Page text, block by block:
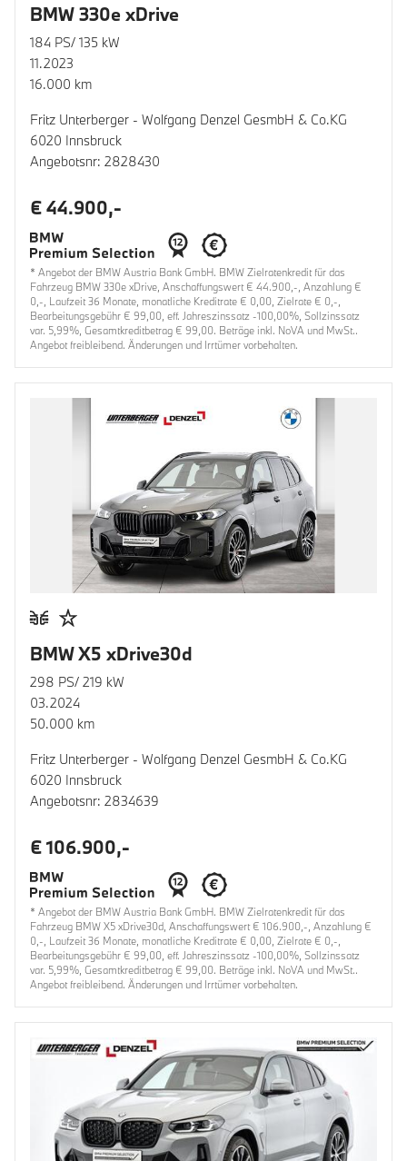
BMW 330e xDrive
184 PS/ 135 kW
11.2023
16.000 km
Fritz Unterberger - Wolfgang Denzel GesmbH & Co.KG
6020 Innsbruck
Angebotsnr: 2828430
€ 44.900,-
* Angebot der BMW Austria Bank GmbH. BMW Zielratenkredit für das
Fahrzeug BMW 330e xDrive, Anschaffungswert € 44.900,-, Anzahlung €
0,-, Laufzeit 36 Monate, monatliche Kreditrate € 0,00, Zielrate € 0,-,
Bearbeitungsgebühr € 99,00, eff. Jahreszinssatz -100,00%, Sollzinssatz
var. 5,99%, Gesamtkreditbetrag € 99,00. Beträge inkl. NoVA und MwSt..
Angebot freibleibend. Änderungen und Irrtümer vorbehalten.
BMW X5 xDrive30d
298 PS/ 219 kW
03.2024
50.000 km
Fritz Unterberger - Wolfgang Denzel GesmbH & Co.KG
6020 Innsbruck
Angebotsnr: 2834639
€ 106.900,-
* Angebot der BMW Austria Bank GmbH. BMW Zielratenkredit für das
Fahrzeug BMW X5 xDrive30d, Anschaffungswert € 106.900,-, Anzahlung €
0,-, Laufzeit 36 Monate, monatliche Kreditrate € 0,00, Zielrate € 0,-,
Bearbeitungsgebühr € 99,00, eff. Jahreszinssatz -100,00%, Sollzinssatz
var. 5,99%, Gesamtkreditbetrag € 99,00. Beträge inkl. NoVA und MwSt..
Angebot freibleibend. Änderungen und Irrtümer vorbehalten.